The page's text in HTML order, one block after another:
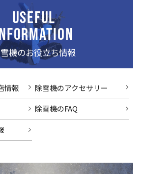
USEFUL
機のお役立ち情報
情報 除雪機のアクセサリー
除雪機のFAQ